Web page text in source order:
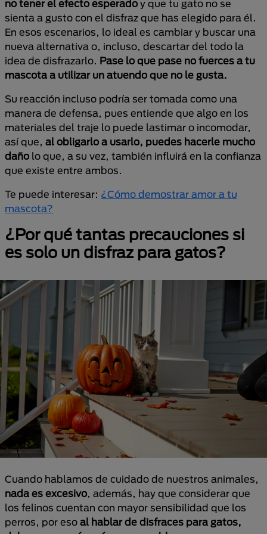
no tener el efecto esperado y que tu gato no se
sienta a gusto con el disfraz que has elegido para él.
En esos escenarios, lo ideal es cambiar y buscar una
nueva alternativa o, incluso, descartar del todo la
idea de disfrazarlo. Pase lo que pase no fuerces a tu
mascota a utilizar un atuendo que no le gusta.
Su reacción incluso podría ser tomada como una
manera de defensa, pues entiende que algo en los
materiales del traje lo puede lastimar o incomodar,
así que, al obligarlo a usarlo, puedes hacerle mucho
daño lo que, a su vez, también influirá en la confianza
que existe entre ambos.
Te puede interesar: ¿Cómo demostrar amor a tu
mascota?
¿Por qué tantas precauciones si
es solo un disfraz para gatos?
Cuando hablamos de cuidado de nuestros animales,
nada es excesivo, además, hay que considerar que
los felinos cuentan con mayor sensibilidad que los
perros, por eso al hablar de disfraces para gatos,